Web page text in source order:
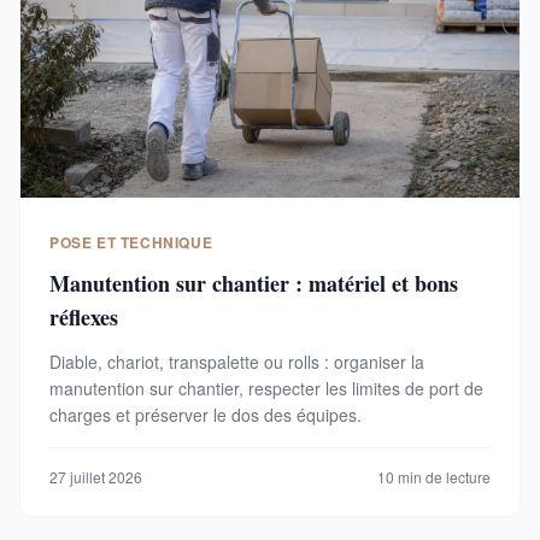
POSE ET TECHNIQUE
Manutention sur chantier : matériel et bons
réflexes
Diable, chariot, transpalette ou rolls : organiser la
manutention sur chantier, respecter les limites de port de
charges et préserver le dos des équipes.
27 juillet 2026 10 min de lecture